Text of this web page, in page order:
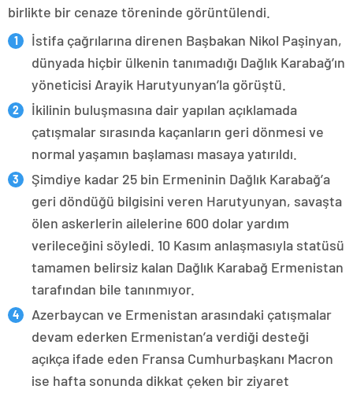
birlikte bir cenaze töreninde görüntülendi.
İstifa çağrılarına direnen Başbakan Nikol Paşinyan,
dünyada hiçbir ülkenin tanımadığı Dağlık Karabağ’ın
yöneticisi Arayik Harutyunyan’la görüştü.
İkilinin buluşmasına dair yapılan açıklamada
çatışmalar sırasında kaçanların geri dönmesi ve
normal yaşamın başlaması masaya yatırıldı.
Şimdiye kadar 25 bin Ermeninin Dağlık Karabağ’a
geri döndüğü bilgisini veren Harutyunyan, savaşta
ölen askerlerin ailelerine 600 dolar yardım
verileceğini söyledi. 10 Kasım anlaşmasıyla statüsü
tamamen belirsiz kalan Dağlık Karabağ Ermenistan
tarafından bile tanınmıyor.
Azerbaycan ve Ermenistan arasındaki çatışmalar
devam ederken Ermenistan’a verdiği desteği
açıkça ifade eden Fransa Cumhurbaşkanı Macron
ise hafta sonunda dikkat çeken bir ziyaret